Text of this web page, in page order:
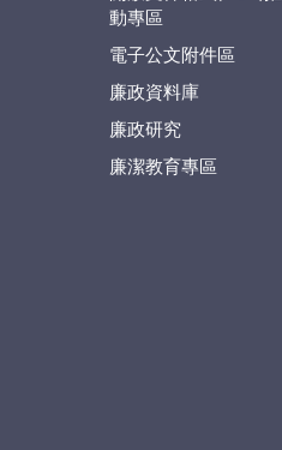
動專區
電子公文附件區
廉政資料庫
廉政研究
廉潔教育專區